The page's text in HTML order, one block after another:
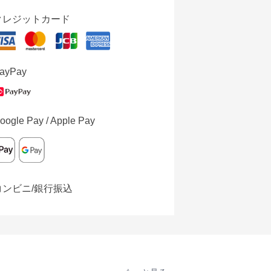
レジットカード
Pay / Apple Pay
ンビニ/銀行振込